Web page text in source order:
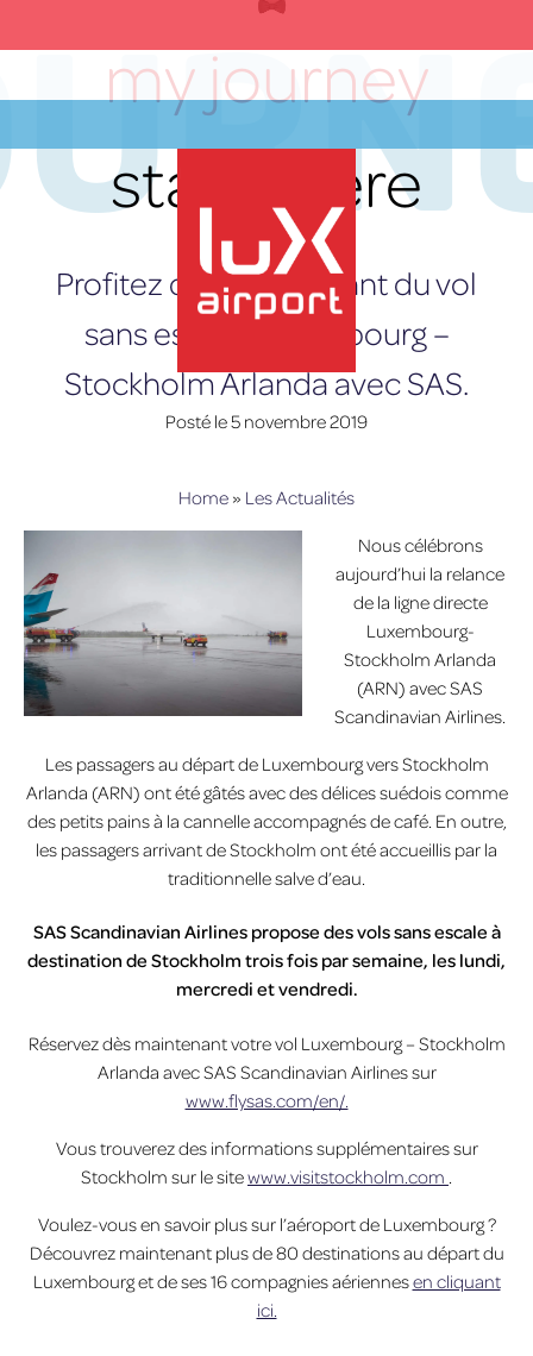
lux-Airport
my journey
starts here
Profitez dès maintenant du vol
sans escale Luxembourg –
Stockholm Arlanda avec SAS.
Posté le5 novembre 2019
Home » Les Actualités
Nous célébrons
aujourd’hui la relance
de la ligne directe
Luxembourg-
Stockholm Arlanda
(ARN) avec SAS
Scandinavian Airlines.
Les passagers au départ de Luxembourg vers Stockholm
Arlanda (ARN) ont été gâtés avec des délices suédois comme
des petits pains à la cannelle accompagnés de café. En outre,
les passagers arrivant de Stockholm ont été accueillis par la
traditionnelle salve d’eau.
SAS Scandinavian Airlines propose des vols sans escale à
destination de Stockholm trois fois par semaine, les lundi,
mercredi et vendredi.
Réservez dès maintenant votre vol Luxembourg – Stockholm
Arlanda avec SAS Scandinavian Airlines sur
www.flysas.com/en/.
Vous trouverez des informations supplémentaires sur
Stockholm sur le sitewww.visitstockholm.com
Voulez-vous en savoir plus sur l’aéroport de Luxembourg ?
Découvrez maintenant plus de 80 destinations au départ du
Luxembourg et de ses 16 compagnies aériennesen cliquant
ici.